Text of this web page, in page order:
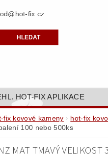
fix.cz
HOT-FIX APLIKACE
DOPRODEJ A
NÁM KONTAKTY
FIX.CZ ZÁSADY
fix kovové kameny hot-fix
100 nebo 500ks
MAT TMAVÝ